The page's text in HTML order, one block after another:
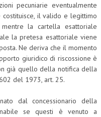
pecuniarie eventualmente
il valido e legittimo
la cartella esattoriale
la pretesa esattoriale viene
Ne deriva che il momento
giuridico di riscossione è
già quello della notifica della
del 1973, art. 25.
dal concessionario della
se questi è venuto a